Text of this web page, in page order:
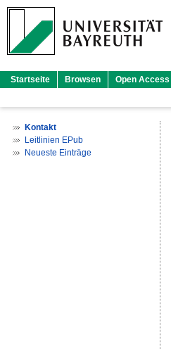
Startseite Browsen Open
Kontakt
Leitlinien EPub
Neueste Einträge